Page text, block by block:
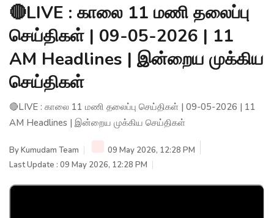
🔴LIVE : காலை 11 மணி தலைப்பு
செய்திகள் | 09-05-2026 | 11
AM Headlines | இன்றைய முக்கிய
செய்திகள்
🔴LIVE : காலை 11 மணி தலைப்பு செய்திகள் | 09-05-2026 | 11
AM Headlines | இன்றைய முக்கிய செய்திகள்
ByKumudam Team
09 May 2026, 12:28 PM
Last Update : 09 May 2026, 12:28 PM